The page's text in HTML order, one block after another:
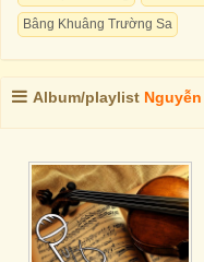
Bâng Khuâng Trường Sa
Album/playlist